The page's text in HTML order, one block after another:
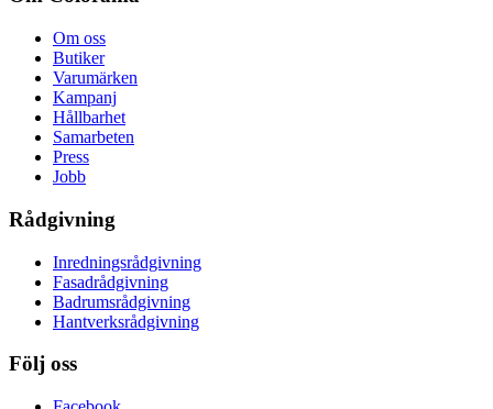
Om oss
Butiker
Varumärken
Kampanj
Hållbarhet
Samarbeten
Press
Jobb
Rådgivning
Inredningsrådgivning
Fasadrådgivning
Badrumsrådgivning
Hantverksrådgivning
Följ oss